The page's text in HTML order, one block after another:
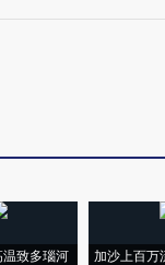
致多瑙河
加沙上百万